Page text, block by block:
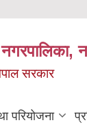
सरकार
परियोजना